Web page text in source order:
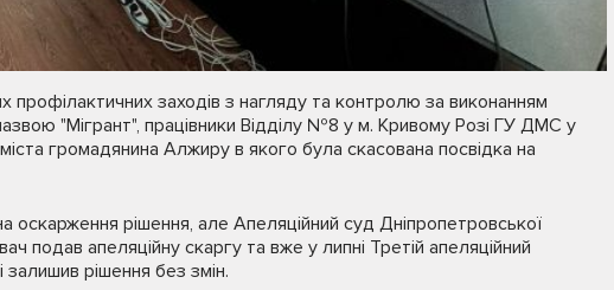
профілактичних заходів з нагляду та контролю за виконанням
"Мігрант", працівники Відділу №8 у м. Кривому Розі ГУ ДМС у
громадянина Алжиру в якого була скасована посвідка на
оскарження рішення, але Апеляційний суд Дніпропетровської
подав апеляційну скаргу та вже у липні Третій апеляційний
залишив рішення без змін.